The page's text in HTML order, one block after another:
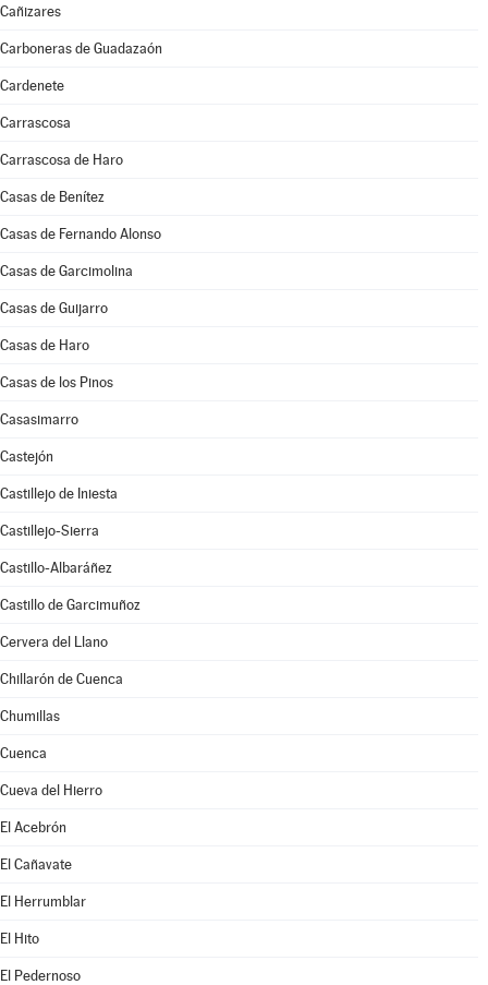
Cañizares
Carboneras de Guadazaón
Cardenete
Carrascosa
Carrascosa de Haro
Casas de Benítez
Casas de Fernando Alonso
Casas de Garcimolina
Casas de Guijarro
Casas de Haro
Casas de los Pinos
Casasimarro
Castejón
Castillejo de Iniesta
Castillejo-Sierra
Castillo-Albaráñez
Castillo de Garcimuñoz
Cervera del Llano
Chillarón de Cuenca
Chumillas
Cuenca
Cueva del Hierro
El Acebrón
El Cañavate
El Herrumblar
El Hito
El Pedernoso